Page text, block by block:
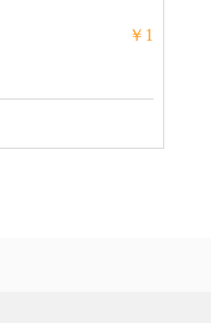
￥1